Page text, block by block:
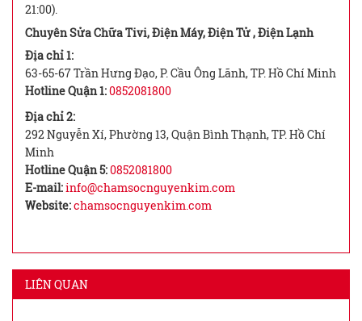
21:00).
Chuyên Sửa Chữa Tivi, Điện Máy, Điện Tử , Điện Lạnh
Địa chỉ 1:
63-65-67 Trần Hưng Đạo, P. Cầu Ông Lãnh, TP. Hồ Chí Minh
Hotline Quận 1:0852081800
Địa chỉ 2:
292 Nguyễn Xí, Phường 13, Quận Bình Thạnh, TP. Hồ Chí
Minh
Hotline Quận 5:0852081800
E-mail:info@chamsocnguyenkim.com
Website:chamsocnguyenkim.com
LIÊN QUAN